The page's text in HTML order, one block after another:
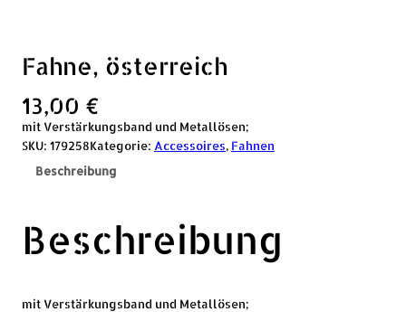
Fahne, österreich
13,00 €
mit Verstärkungsband und Metallösen;
SKU: 179258Kategorie: Accessoires, Fahnen
Beschreibung
Beschreibung
mit Verstärkungsband und Metallösen;